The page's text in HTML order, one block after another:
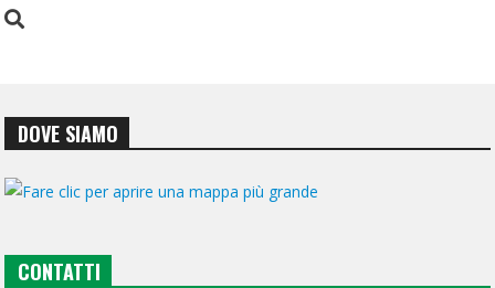
DOVE SIAMO
CONTATTI